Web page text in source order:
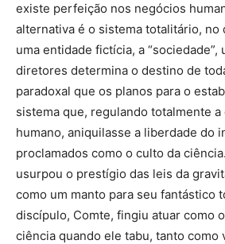
existe perfeição nos negócios
alternativa é o sistema totalitário, no
uma entidade fictícia, a “sociedade”,
diretores determina o destino de
paradoxal que os planos para o
sistema que, regulando totalmente
humano, aniquilasse a liberdade do
proclamados como o culto da
usurpou o prestígio das leis da
como um manto para seu fantástico
discípulo, Comte, fingiu atuar como
ciência quando ele tabu, tanto como